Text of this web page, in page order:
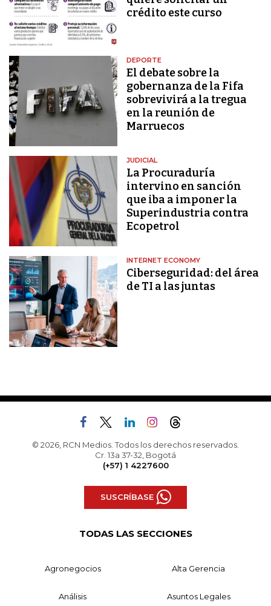
crédito este curso
DEPORTE
El debate sobre la
gobernanza de la Fifa
sobrevivirá a la tregua
en la reunión de
Marruecos
JUDICIAL
La Procuraduría
intervino en sanción
que iba a imponer la
Superindustria contra
Ecopetrol
INTERNET ECONOMY
Ciberseguridad: del área
de TI a las juntas
© 2026, RCN Medios. Todos los derechos reservados.
Cr. 13a 37-32, Bogotá
(+57) 1 4227600
SUSCRÍBASE
TODAS LAS SECCIONES
Agronegocios Alta Gerencia
Análisis Asuntos Legales